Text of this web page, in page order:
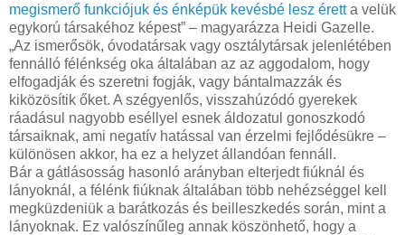
megismerő funkciójuk és énképük kevésbé lesz éretta velük
egykorú társakéhoz képest” – magyarázza Heidi Gazelle.
„Az ismerősök, óvodatársak vagy osztálytársak jelenlétében
fennálló félénkség oka általában az az aggodalom, hogy
elfogadják és szeretni fogják, vagy bántalmazzák és
kiközösítik őket. A szégyenlős, visszahúzódó gyerekek
ráadásul nagyobb eséllyel esnek áldozatul gonoszkodó
társaiknak, ami negatív hatással van érzelmi fejlődésükre –
különösen akkor, ha ez a helyzet állandóan fennáll.
Bár a gátlásosság hasonló arányban elterjedt fiúknál és
lányoknál, a félénk fiúknak általában több nehézséggel kell
megküzdeniük a barátkozás és beilleszkedés során, mint a
lányoknak. Ez valószínűleg annak köszönhető, hogy a